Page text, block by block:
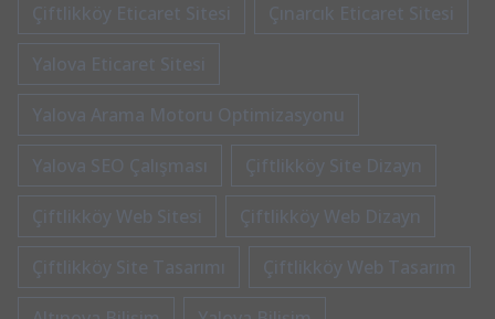
Çiftlikköy Eticaret Sitesi Çınarcık Eticaret Sitesi
Yalova Eticaret Sitesi
Yalova Arama Motoru Optimizasyonu
Yalova SEO Çalışması Çiftlikköy Site Dizayn
Çiftlikköy Web Sitesi Çiftlikköy Web Dizayn
Çiftlikköy Site Tasarımı Çiftlikköy Web Tasarım